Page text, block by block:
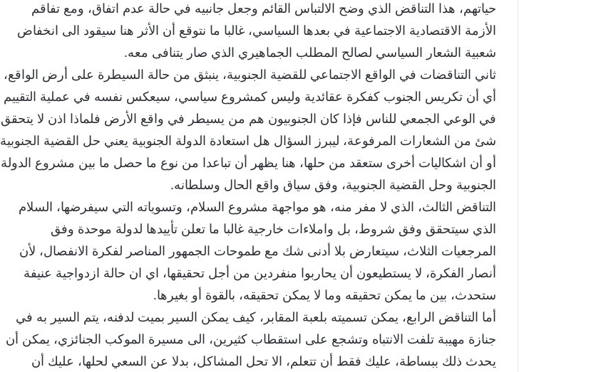
حياتهم، هذا التناقض الذي وضح الالتباس القائم وجعل جانبيه في حالة عدم اتفاق، ومع تفاقم
الأزمة الاقتصادية الاجتماعية في بعدها السياسي، غالبا ما نتوقع أن الأثر هنا سيقود الى انخفاض
شعبية الشعار السياسي لصالح المطلب الجماهيري الذي صار يتنافى معه.
ثاني التناقضات في الواقع الاجتماعي للقضية الجنوبية، ينبثق من حالة السيطرة على أرض الواقع،
أي أن تكريس الجنوب كفكرة عقائدية وليس كمشروع سياسي، سيعكس نفسه في عملية التقييم
في الوعي الجمعي للناس فإذا كان الجنوبيون هم من يسيطر في واقع الأرض فلماذا اذن لا يتحقق
شئ من الشعارات المرفوعة، ليبرز السؤال هل استعادة الدولة الجنوبية يعني حل القضية الجنوبية
أو أن اشكاليات أخرى ستعقد من حلها، هنا يظهر أن تباعدا من نوع ما حصل ما بين مشروع الدولة
الجنوبية وحل القضية الجنوبية، وفق سياق واقع الحال وسلطانه.
التناقض الثالث، الذي لا مفر منه، هو مواجهة مشروع السلام، وتسوياته التي سيفرضها، السلام
الذي سيتحقق وفق شروط، بل واملاءات خارجية غالبا ما تعلن تأييدها لدولة موحدة وفق
المرجعيات الثلاث، سيتعارض بلا أدنى شك مع طموحات الجمهور المناصر لفكرة الانفصال، لأن
أنصار الفكرة، لا يستطيعون أن يحاربوا منفردين من أجل تحقيقها، اي ان حالة ازدواجية عنيفة
ستحدث، بين ما يمكن تحقيقه وما لا يمكن تحقيقه، بالقوة أو بغيرها.
أما التناقض الرابع، يمكن تسميته بلعبة المقابر، كيف يمكن السير بميت لدفنه، يتم السير به في
جنازة مهيبة تلفت الانتباه وتشجع على استقطاب كثيرين، الى مسيرة الموكب الجنائزي، يمكن أن
يحدث ذلك ببساطة، عليك فقط أن تتعلم، الا تحل المشاكل، بدلا عن السعي لحلها، عليك أن